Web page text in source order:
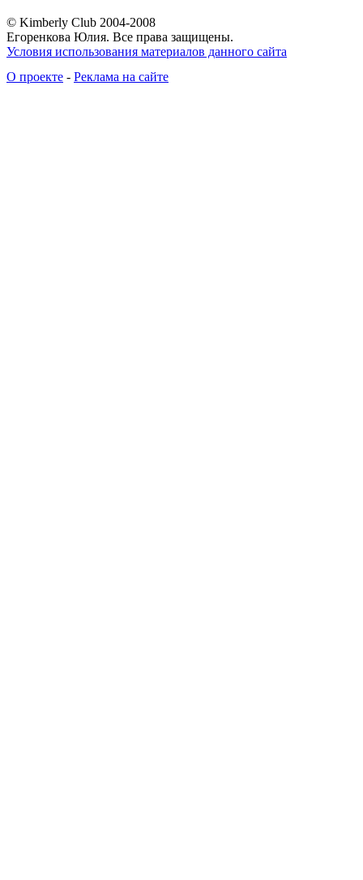
© Kimberly Club 2004-2008
Егоренкова Юлия. Все права защищены.
Условия использования материалов данного сайта
О проекте - Реклама на сайте